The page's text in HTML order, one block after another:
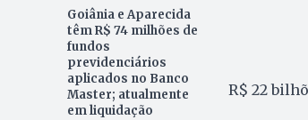
Goiânia e Aparecida
têm R$ 74 milhões de
fundos
previdenciários
aplicados no Banco
Master; atualmente
em liquidação
R$ 22